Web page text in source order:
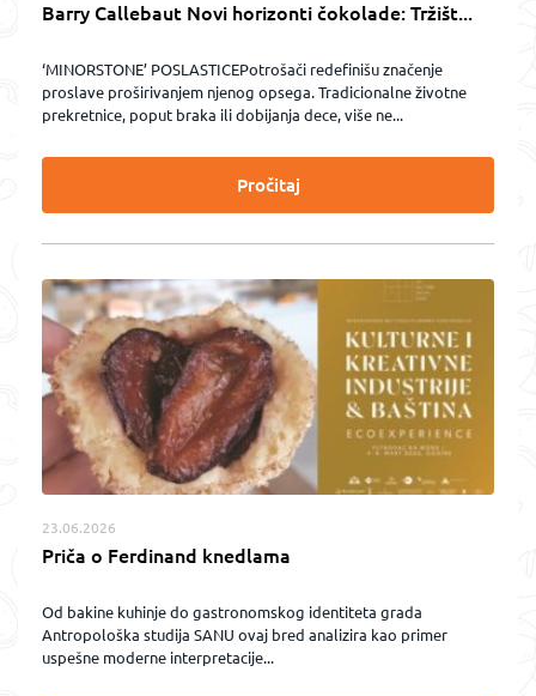
Barry Callebaut Novi horizonti čokolade: Tržišt...
‘MINORSTONE’ POSLASTICEPotrošači redefinišu značenje
proslave proširivanjem njenog opsega. Tradicionalne životne
prekretnice, poput braka ili dobijanja dece, više ne...
Pročitaj
23.06.2026
Priča o Ferdinand knedlama
Od bakine kuhinje do gastronomskog identiteta grada
Antropološka studija SANU ovaj bred analizira kao primer
uspešne moderne interpretacije...